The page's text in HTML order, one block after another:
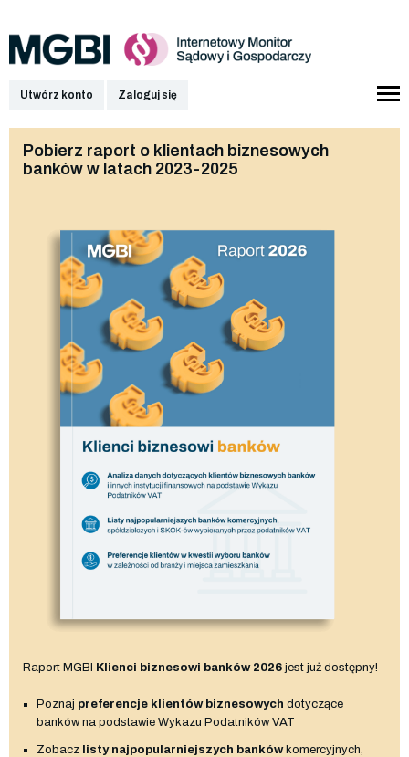
Utwórz konto Zaloguj się
Pobierz raport o klientach biznesowych
banków w latach 2023-2025
Raport MGBI Klienci biznesowi banków 2026 jest już dostępny!
Poznaj preferencje klientów biznesowych dotyczące
banków na podstawie Wykazu Podatników VAT
Zobacz listy najpopularniejszych bankówkomercyjnych,